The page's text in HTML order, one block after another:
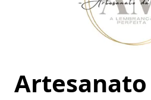
Artesanato
Costura e Trabalhos
Mobiliário e Decoração
Moda e Acessórios(1)